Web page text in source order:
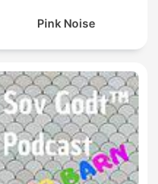
Pink Noise